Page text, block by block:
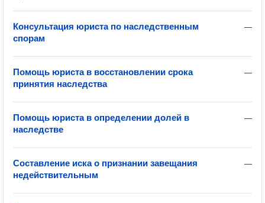
—
Консультация юриста по наследственным
спорам
—
Помощь юриста в восстановлении срока
принятия наследства
—
Помощь юриста в определении долей в
наследстве
—
Составление иска о признании завещания
недействительным